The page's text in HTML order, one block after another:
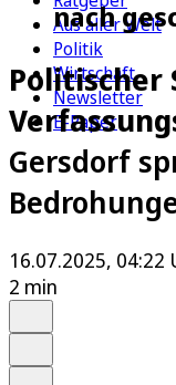
Aus aller Welt
Politik
Wirtschaft
Newsletter
E-Paper
nach
Politischer
Gersdorf
16.07.2025, 04:22
2 min